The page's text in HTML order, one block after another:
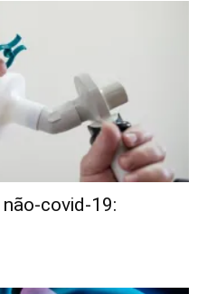
covid-19: